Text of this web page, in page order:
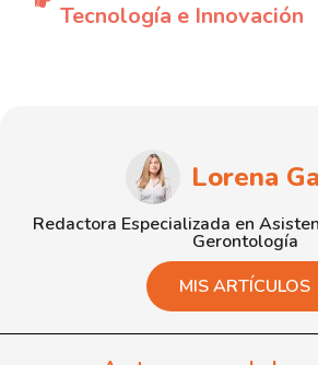
Tecnología e Innovación
Lorena
Redactora Especializada en
Gerontología
MIS ARTÍCULOS